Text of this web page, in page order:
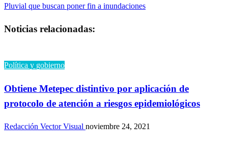
entradas
siguiente
Pluvial que buscan poner fin a inundaciones
Noticias relacionadas:
Política y gobierno
Obtiene Metepec distintivo por aplicación de
protocolo de atención a riesgos epidemiológicos
Redacción Vector Visual noviembre 24, 2021